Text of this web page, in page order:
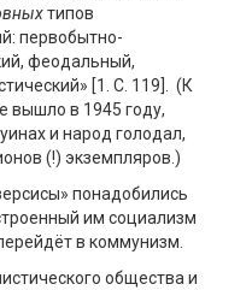
типов
первобытно-
феодальный,
[1. С. 119]. (К
вышло в 1945 году,
и народ голодал,
(!) экземпляров.)
понадобились
им социализм
в коммунизм.
общества и